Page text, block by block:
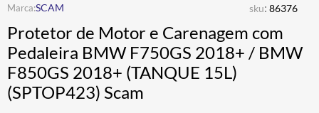
SCAM sku: 86376
Protetor de Motor e Carenagem com
Pedaleira BMW F750GS 2018+ / BMW
F850GS 2018+ (TANQUE 15L)
(SPTOP423) Scam
4º ÓCULOS SOLAR
5º LUVA
6º BAU
7º CALÇA